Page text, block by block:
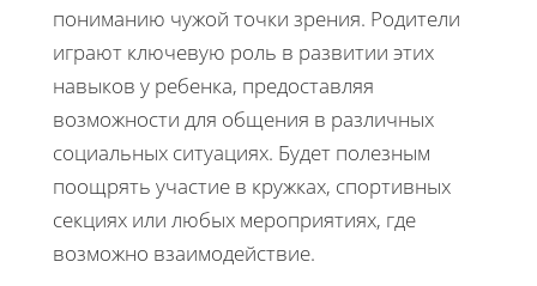
пониманию чужой точки зрения. Родители
играют ключевую роль в развитии этих
навыков у ребенка, предоставляя
возможности для общения в различных
социальных ситуациях. Будет полезным
поощрять участие в кружках, спортивных
секциях или любых мероприятиях, где
возможно взаимодействие.